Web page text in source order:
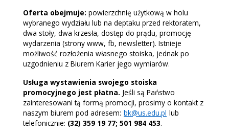
Oferta obejmuje: powierzchnię użytkową w holu
wybranego wydziału lub na deptaku przed rektoratem,
dwa stoły, dwa krzesła, dostęp do prądu, promocję
wydarzenia (strony www, fb, newsletter). Istnieje
możliwość rozłożenia własnego stoiska, jednak po
uzgodnieniu z Biurem Karier jego wymiarów.
Usługa wystawienia swojego stoiska
promocyjnego jest płatna. Jeśli są Państwo
zainteresowani tą formą promocji, prosimy o kontakt z
naszym biurem pod adresem: bk@us.edu.pl lub
telefonicznie: (32) 359 19 77; 501 984 453.